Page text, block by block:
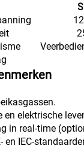
en elektrische
in real-time
en IEC-